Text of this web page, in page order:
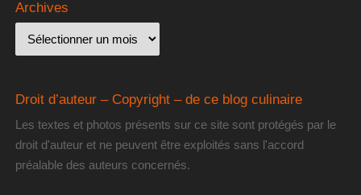
Archives
Droit d’auteur – Copyright – de ce blog culinaire
Les textes et photos présents sur ce site sont protégés par le
droit d'auteur et ne peuvent être exploités sans l'accord
préalable des auteurs concernés.